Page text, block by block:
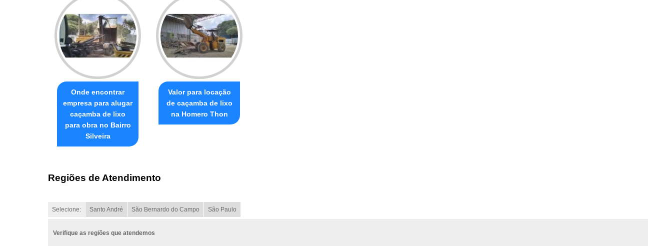
Onde encontrar
empresa para alugar
caçamba de lixo
para obra no Bairro
Silveira
Valor para locação
de caçamba de lixo
na Homero Thon
Regiões de Atendimento
Selecione: Santo André São Bernardo do Campo São Paulo
Verifique as regiões que atendemos